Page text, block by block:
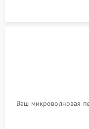
Ваш микроволновая